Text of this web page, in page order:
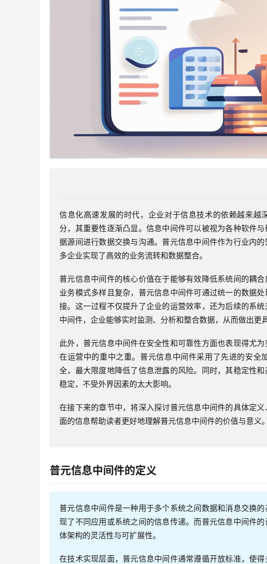
信息化高速发展的时代，企业对于信息技术的依赖越来
分，其重要性逐渐凸显。信息中间件可以被视为各种软件
据源间进行数据交换与沟通。普元信息中间件作为行业内
多企业实现了高效的业务流转和数据整合。
普元信息中间件的核心价值在于能够有效降低系统间的耦
业务模式多样且复杂，普元信息中间件可通过统一的数据
接。这一过程不仅提升了企业的运营效率，还为后续的系
中间件，企业能够实时监测、分析和整合数据，从而做出更
此外，普元信息中间件在安全性和可靠性方面也表现得尤
在运营中的重中之重。普元信息中间件采用了先进的安
全，最大限度地降低了信息泄露的风险。同时，其稳定性
稳定，不受外界因素的太大影响。
在接下来的章节中，将深入探讨普元信息中间件的具体定
面的信息帮助读者更好地理解普元信息中间件的价值与意义。
普元信息中间件的定义
普元信息中间件是一种用于多个系统之间数据和消息交换
现了不同应用或系统之间的信息传递。而普元信息中间件
体架构的灵活性与可扩展性。
在技术实现层面，普元信息中间件通常遵循开放标准，使